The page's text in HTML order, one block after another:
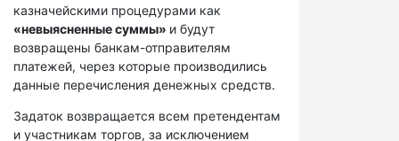
казначейскими процедурами как
«невыясненные суммы» и будут
возвращены банкам-отправителям
платежей, через которые производились
данные перечисления денежных средств.
Задаток возвращается всем претендентам
и участникам торгов, за исключением